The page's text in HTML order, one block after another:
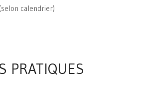
calendrier)
PRATIQUES